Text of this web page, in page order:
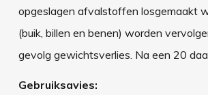
opgeslagen afvalstoffen losgemaakt
(buik, billen en benen) worden
gevolg gewichtsverlies. Na een 20
Gebruiksavies: